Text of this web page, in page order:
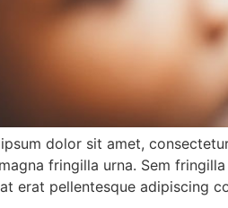
dolor sit amet,
fringilla urna. Sem
erat pellentesque adipiscing